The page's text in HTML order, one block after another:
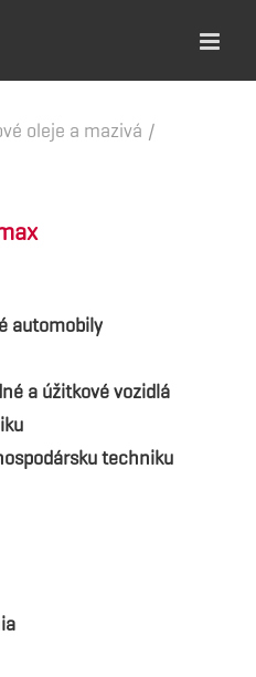
oleje a mazivá /
automobily
a úžitkové vozidlá
techniku